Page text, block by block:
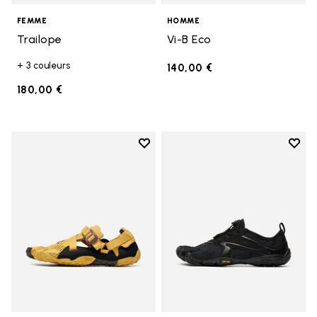
FEMME
Trailope
+ 3 couleurs
180,00 €
HOMME
Vi-B Eco
140,00 €
Add to wishlist
Add